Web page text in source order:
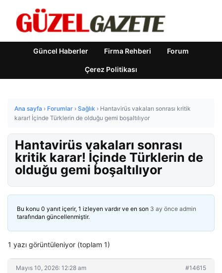
Güncel Haberler Firma Rehberi Forum
Çerez Politikası
Ana sayfa › Forumlar › Sağlık › Hantavirüs vakaları sonrası kritik
karar! İçinde Türklerin de olduğu gemi boşaltılıyor
Hantavirüs vakaları sonrası
kritik karar! İçinde Türklerin de
olduğu gemi boşaltılıyor
Bu konu 0 yanıt içerir, 1 izleyen vardır ve en son 3 ay önce admin
tarafından güncellenmiştir.
1 yazı görüntüleniyor (toplam 1)
Mayıs 10, 2026: 12:28 am #14615